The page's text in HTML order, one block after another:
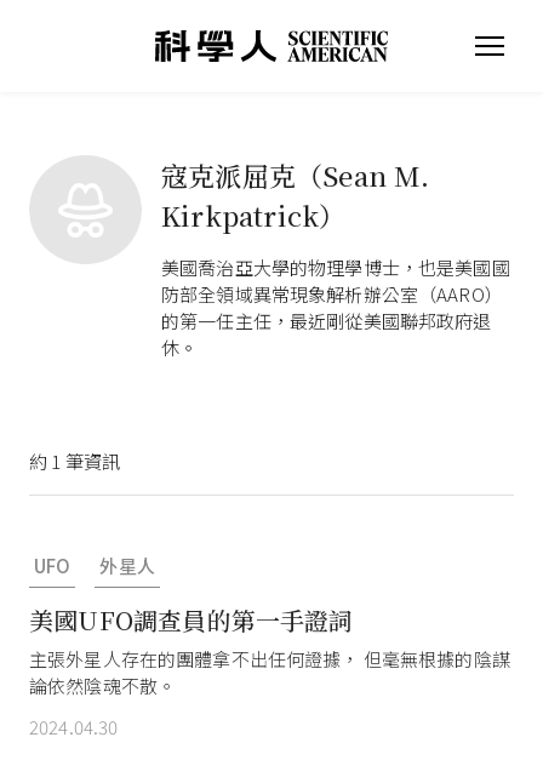
寇克派屈克（Sean M.
Kirkpatrick）
美國喬治亞大學的物理學博士，也是美國國
防部全領域異常現象解析辦公室（AARO）
的第一任主任，最近剛從美國聯邦政府退
休。
約 1 筆資訊
UFO 外星人
美國UFO調查員的第一手證詞
主張外星人存在的團體拿不出任何證據， 但毫無根據的陰謀
論依然陰魂不散。
2024.04.30